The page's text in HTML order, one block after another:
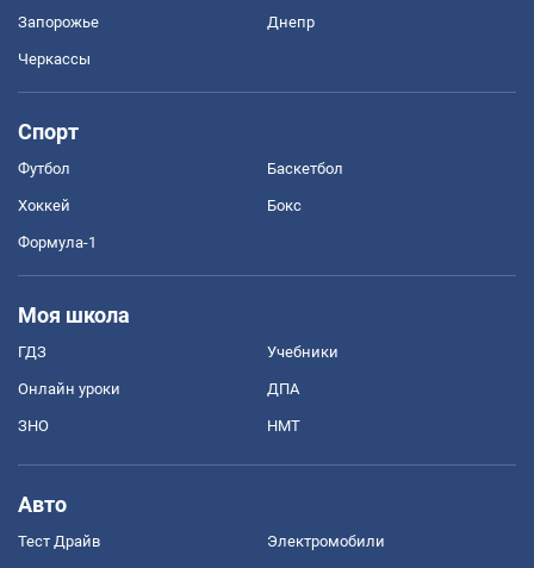
Запорожье Днепр
Черкассы
Спорт
Футбол Баскетбол
Хоккей Бокс
Формула-1
Моя школа
ГДЗ Учебники
Онлайн уроки ДПА
ЗНО НМТ
Авто
Тест Драйв Электромобили